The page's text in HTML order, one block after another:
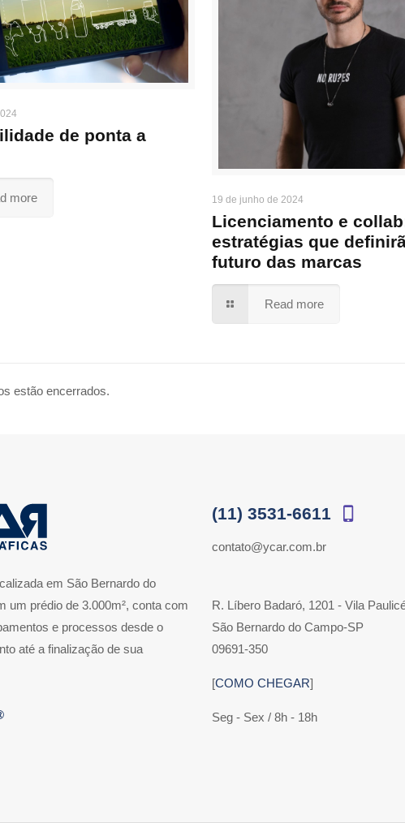
de ponta a
more 19 de junho de 2024
Licenciamento e
estratégias que
futuro das marcas
Read more
estão encerrados.
em São Bernardo do
um prédio de 3.000m², conta com
e processos desde o
até a finalização de sua
(11) 3531-6611
contato@ycar.com.br
R. Líbero Badaró, 1201 - Vila
São Bernardo do Campo-SP
09691-350
[COMO CHEGAR]
Seg - Sex / 8h - 18h